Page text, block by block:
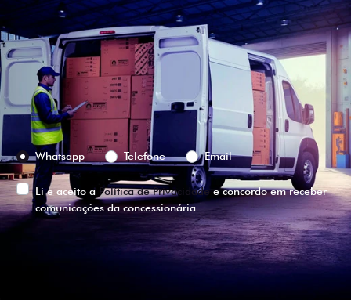
Versão escolhida
Preferência de contato:
Whatsapp
Telefone Email
Li e aceito a Política de Privacidadee concordo em receber
comunicações da concessionária.
ENTRAR EM CONTATO